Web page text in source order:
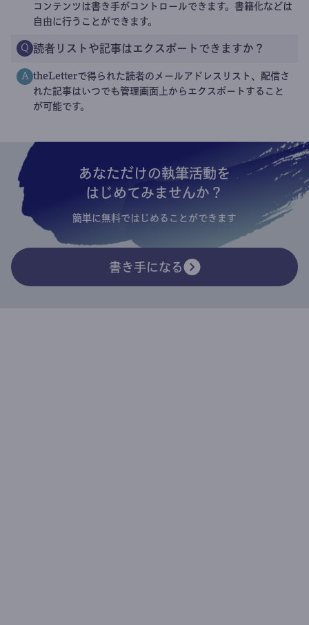
コンテンツは書き手がコントロールできます。書籍化などは
自由に行うことができます。
Q 読者リストや記事はエクスポートできますか？
A theLetterで得られた読者のメールアドレスリスト、配信さ
れた記事はいつでも管理画面上からエクスポートすること
が可能です。
あなただけの執筆活動を
はじめてみませんか？
簡単に無料ではじめることができます
書き手になる